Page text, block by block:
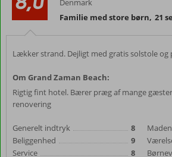
Denmark
Familie med store børn, 21
Lækker strand. Dejligt med gratis solstole og
Om Grand Zaman Beach:
Rigtig fint hotel. Bærer præg af mange
renovering
Generelt indtryk
8
Beliggenhed
9
Service
8
Maden